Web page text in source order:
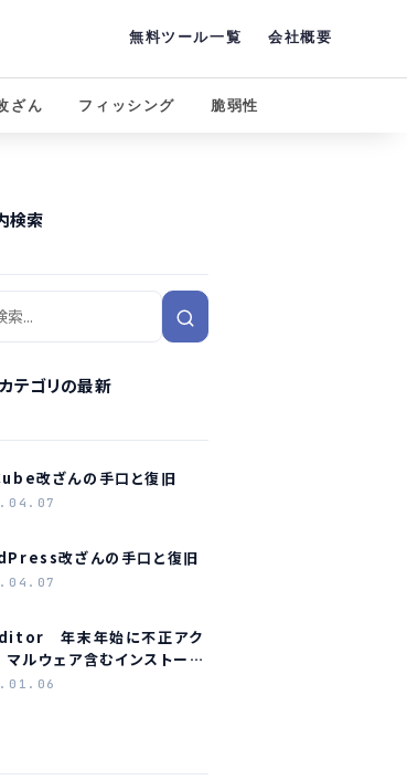
無料ツール一覧 会社概要
ざん フィッシング 脆弱性
検索
テゴリの最新
改ざんの手口と復旧
改ざんの手口と復旧
年末年始に不正アク
ルウェア含むインストーラ
WordPress悪用